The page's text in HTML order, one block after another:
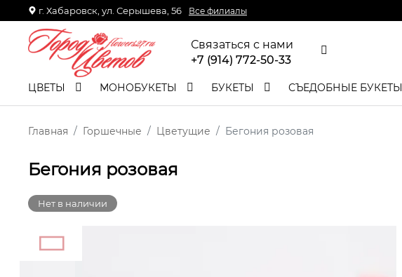
г. Хабаровск, ул. Серышева, 56 Все филиалы
Связаться с нами
+7 (914) 772-50-33
ЦВЕТЫ МОНОБУКЕТЫ БУКЕТЫ СЪЕДОБНЫЕ БУКЕТЫ
Главная Горшечные Цветущие Бегония розовая
Бегония розовая
Нет в наличии